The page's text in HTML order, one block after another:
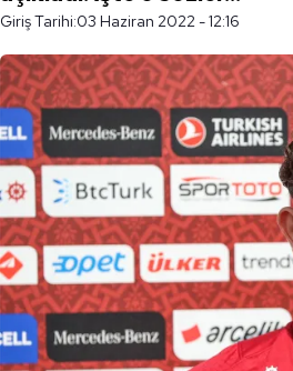
Giriş Tarihi:03 Haziran 2022 - 12:16